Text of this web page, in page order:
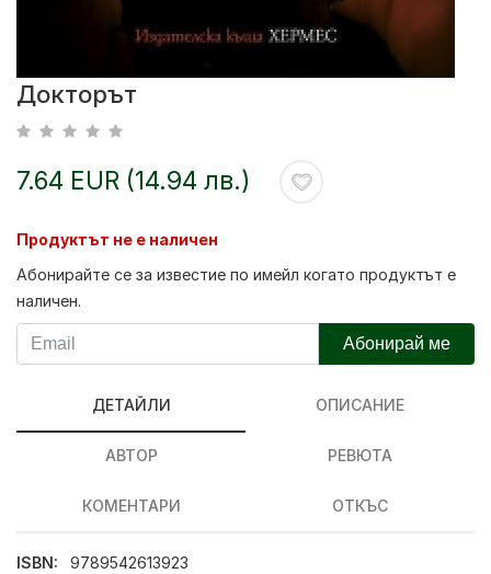
Докторът
7.64 EUR (14.94 лв.)
Продуктът не е наличен
Абонирайте се за известие по имейл когато продуктът е
наличен.
Абонирай ме
ДЕТАЙЛИ ОПИСАНИЕ
АВТОР РЕВЮТА
КОМЕНТАРИ ОТКЪС
ISBN:
9789542613923